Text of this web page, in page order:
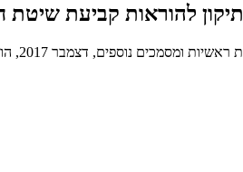
תיקון להוראות קביעת שיטת
הינך